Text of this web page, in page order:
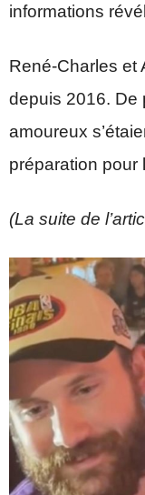
informations
René-Charles et
depuis 2016. De
amoureux
préparation pour
(La suite de